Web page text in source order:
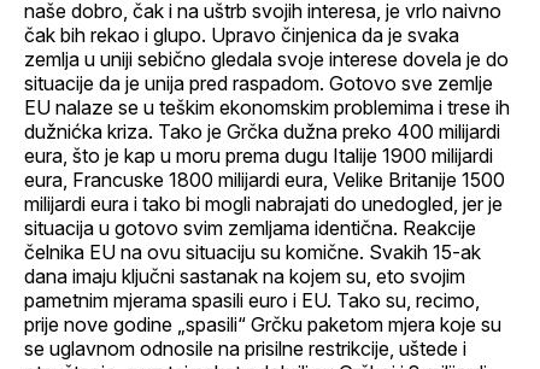
naše dobro, čak i na uštrb svojih interesa, je vrlo naivno
čak bih rekao i glupo. Upravo činjenica da je svaka
zemlja u uniji sebično gledala svoje interese dovela je do
situacije da je unija pred raspadom. Gotovo sve zemlje
EU nalaze se u teškim ekonomskim problemima i trese ih
dužnićka kriza. Tako je Grčka dužna preko 400 milijardi
eura, što je kap u moru prema dugu Italije 1900 milijardi
eura, Francuske 1800 milijardi eura, Velike Britanije 1500
milijardi eura i tako bi mogli nabrajati do unedogled, jer je
situacija u gotovo svim zemljama identična. Reakcije
čelnika EU na ovu situaciju su komične. Svakih 15-ak
dana imaju ključni sastanak na kojem su, eto svojim
pametnim mjerama spasili euro i EU. Tako su, recimo,
prije nove godine „spasili“ Grčku paketom mjera koje su
se uglavnom odnosile na prisilne restrikcije, uštede i